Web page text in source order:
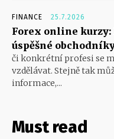
FINANCE 25.7.2026
Forex online
úspěšné
či konkrétní profesi se
vzdělávat. Stejně tak
informace,...
Must read